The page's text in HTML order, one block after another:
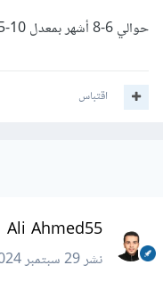
حوالي 6-8 أشهر بمعدل 10-15 ساعة أسبوعيًا.
اقتباس
Ali Ahmed55
نشر29 سبتمبر 2024